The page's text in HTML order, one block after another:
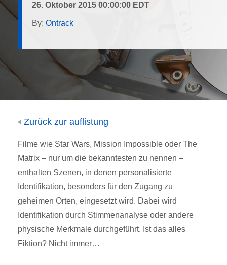
26. Oktober 2015 00:00:00 EDT
By: Ontrack
Zurück zur auflistung
Filme wie Star Wars, Mission Impossible oder The
Matrix – nur um die bekanntesten zu nennen –
enthalten Szenen, in denen personalisierte
Identifikation, besonders für den Zugang zu
geheimen Orten, eingesetzt wird. Dabei wird
Identifikation durch Stimmenanalyse oder andere
physische Merkmale durchgeführt. Ist das alles
Fiktion? Nicht immer…